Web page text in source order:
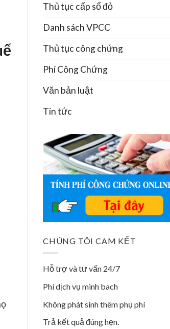
Thủ tục cấp sổ đỏ
Danh sách VPCC
Thủ tục công chứng
Phí Công Chứng
Văn bản luật
Tin tức
CHÚNG TÔI CAM KẾT
Hỗ trợ và tư vấn 24/7
Phí dịch vụ minh bach
Không phát sinh thêm phụ phí
Trả kết quả đúng hẹn.